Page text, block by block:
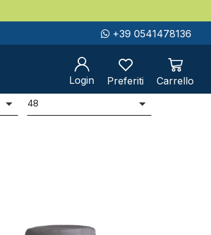
+39 0541478136
Login Preferiti Carrello
Prodotti per pag
48